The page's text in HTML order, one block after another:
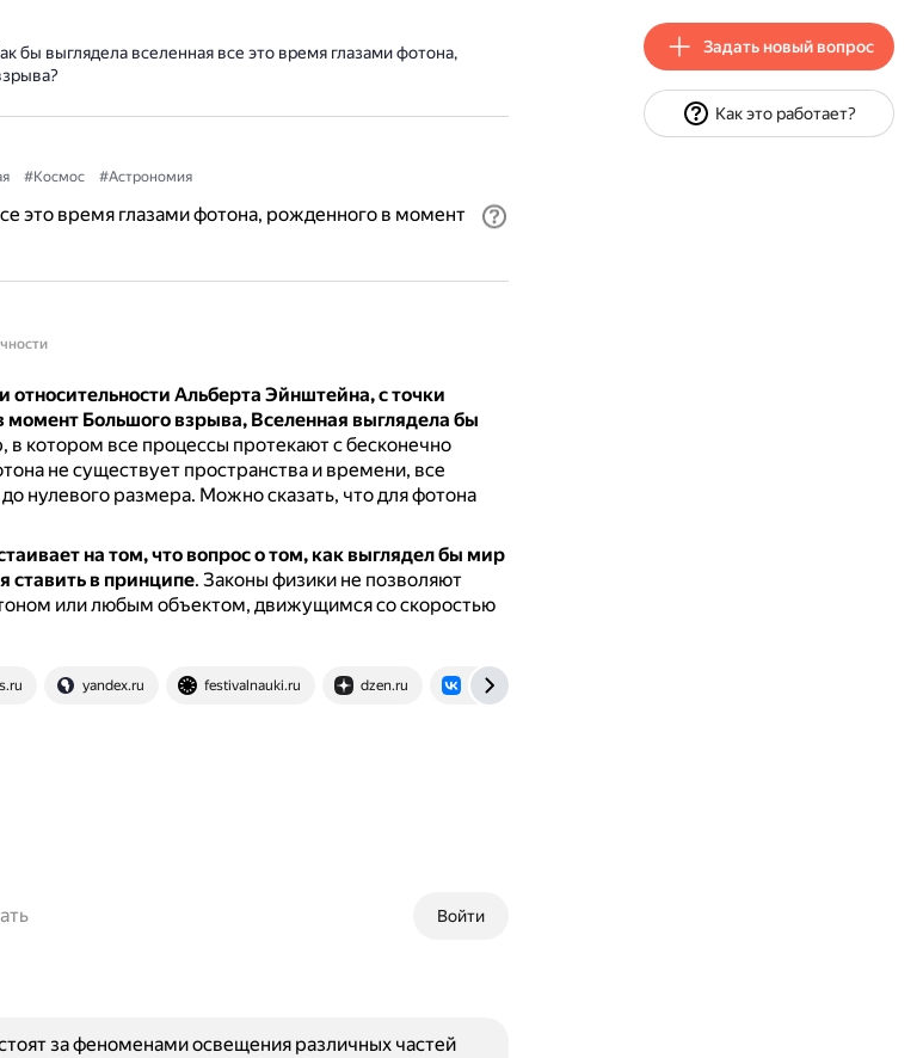
бы выглядела вселенная все это время глазами фотона,
#Космос #Астрономия
это время глазами фотона, рожденного в момент
относительности Альберта Эйнштейна, с точки
момент Большого взрыва, Вселенная выглядела бы
в котором все процессы протекают с бесконечно
не существует пространства и времени, все
нулевого размера. Можно сказать, что для фотона
на том, что вопрос о том, как выглядел бы мир
ставить в принципе. Законы физики не позволяют
или любым объектом, движущимся со скоростью
yandex.ru festivalnauki.ru dzen.ru vk.com
Войти
за феноменами освещения различных частей
Задать новый вопрос
Как это работает?